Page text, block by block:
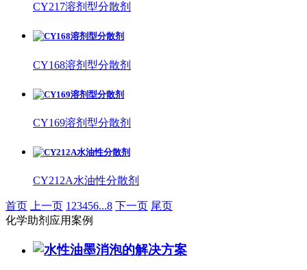
CY217溶剂型分散剂
CY168溶剂型分散剂
CY169溶剂型分散剂
CY212A水油性分散剂
首页 上一页 1 23456...8 下一页 尾页
化学助剂应用案例